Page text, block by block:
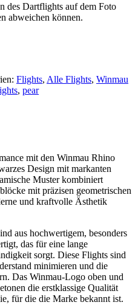
des Dartflights auf dem Foto
abweichen können.
Flights, Alle Flights, Winmau
, pear
mit den Winmau Rhino
Design mit markanten
Muster kombiniert
mit präzisen geometrischen
und kraftvolle Ästhetik
aus hochwertigem, besonders
das für eine lange
sorgt. Diese Flights sind
minimieren und die
Das Winmau-Logo oben und
die erstklassige Qualität
für die die Marke bekannt ist.